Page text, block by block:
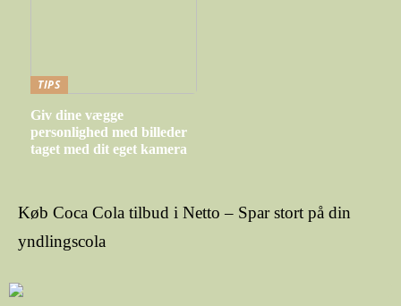
TIPS
Giv dine vægge
personlighed med billeder
taget med dit eget kamera
Køb Coca Cola tilbud i Netto – Spar stort på din
yndlingscola